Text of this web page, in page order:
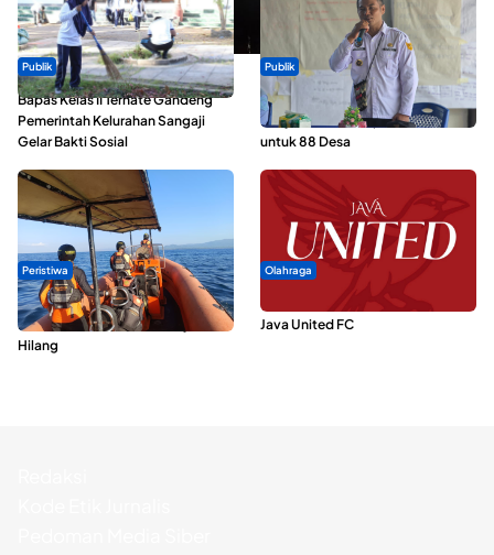
Publik
Bapas Kelas II Ternate Gandeng
Pemerintah Kelurahan Sangaji
Gelar Bakti Sosial
Publik
ABDESI Morotai Apresiasi
Penyaluran ADD Rp3,13 Miliar
untuk 88 Desa
Peristiwa
Dua Longboat Bertabrakan di
Perairan Taliabu, Satu Nelayan
Hilang
Olahraga
Dari Malut United Berubah Jadi
Java United FC